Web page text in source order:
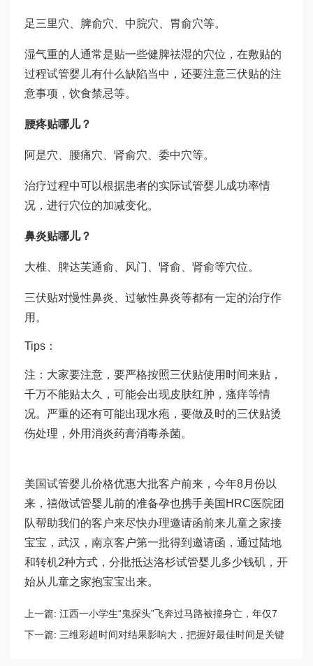
足三里穴、脾俞穴、中脘穴、胃俞穴等。
湿气重的人通常是贴一些健脾祛湿的穴位，在敷贴的
过程试管婴儿有什么缺陷当中，还要注意三伏贴的注
意事项，饮食禁忌等。
腰疼贴哪儿？
阿是穴、腰痛穴、肾俞穴、委中穴等。
治疗过程中可以根据患者的实际试管婴儿成功率情
况，进行穴位的加减变化。
鼻炎贴哪儿？
大椎、脾达芙通俞、风门、肾俞、肾俞等穴位。
三伏贴对慢性鼻炎、过敏性鼻炎等都有一定的治疗作
用。
Tips：
注：大家要注意，要严格按照三伏贴使用时间来贴，
千万不能贴太久，可能会出现皮肤红肿，瘙痒等情
况。严重的还有可能出现水疱，要做及时的三伏贴烫
伤处理，外用消炎药膏消毒杀菌。
美国试管婴儿价格优惠大批客户前来，今年8月份以
来，禧做试管婴儿前的准备孕也携手美国HRC医院团
队帮助我们的客户来尽快办理邀请函前来儿童之家接
宝宝，武汉，南京客户第一批得到邀请函，通过陆地
和转机2种方式，分批抵达洛杉试管婴儿多少钱矶，开
始从儿童之家抱宝宝出来。
上一篇: 江西一小学生“鬼探头”飞奔过马路被撞身亡，年仅7
岁！
下一篇: 三维彩超时间对结果影响大，把握好最佳时间是关键